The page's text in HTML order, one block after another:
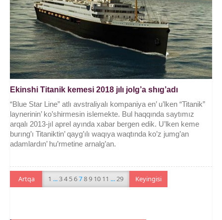
Ekinshi Titanik kemesi 2018 jılı jolg’a shıg’adı
“Blue Star Line” atlı avstraliyalı kompaniya en’ u’lken “Titanik”
laynerinin’ ko’shirmesin islemekte. Bul haqqında saytımız
arqalı 2013-jıl aprel ayında xabar bergen edik. U’lken keme
burıng’ı Titaniktin’ qayg’ılı waqıya waqtında ko’z jumg’an
adamlardın’ hu’rmetine arnalg’an.
Artqa 1 ...34 56789 10 11 ...29 Keyingisi